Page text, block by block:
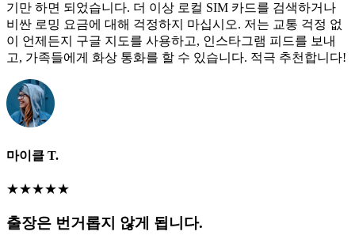
기만 하면 되었습니다. 더 이상 로컬 SIM 카드를 검색하거나
비싼 로밍 요금에 대해 걱정하지 마십시오. 저는 교통 걱정 없
이 언제든지 구글 지도를 사용하고, 인스타그램 피드를 보내
고, 가족들에게 화상 통화를 할 수 있습니다. 적극 추천합니다!
마이클 T.
★★★★★
출장은 번거롭지 않게 됩니다.